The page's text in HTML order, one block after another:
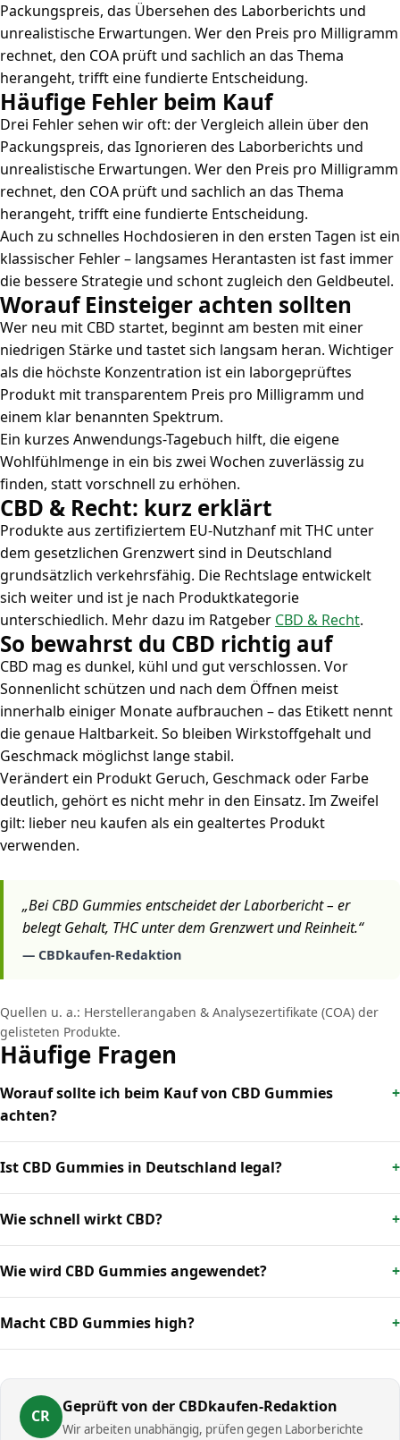
Packungspreis, das Übersehen des Laborberichts und
unrealistische Erwartungen. Wer den Preis pro Milligramm
rechnet, den COA prüft und sachlich an das Thema
herangeht, trifft eine fundierte Entscheidung.
Häufige Fehler beim Kauf
Drei Fehler sehen wir oft: der Vergleich allein über den
Packungspreis, das Ignorieren des Laborberichts und
unrealistische Erwartungen. Wer den Preis pro Milligramm
rechnet, den COA prüft und sachlich an das Thema
herangeht, trifft eine fundierte Entscheidung.
Auch zu schnelles Hochdosieren in den ersten Tagen ist ein
klassischer Fehler – langsames Herantasten ist fast immer
die bessere Strategie und schont zugleich den Geldbeutel.
Worauf Einsteiger achten sollten
Wer neu mit CBD startet, beginnt am besten mit einer
niedrigen Stärke und tastet sich langsam heran. Wichtiger
als die höchste Konzentration ist ein laborgeprüftes
Produkt mit transparentem Preis pro Milligramm und
einem klar benannten Spektrum.
Ein kurzes Anwendungs-Tagebuch hilft, die eigene
Wohlfühlmenge in ein bis zwei Wochen zuverlässig zu
finden, statt vorschnell zu erhöhen.
CBD & Recht: kurz erklärt
Produkte aus zertifiziertem EU-Nutzhanf mit THC unter
dem gesetzlichen Grenzwert sind in Deutschland
grundsätzlich verkehrsfähig. Die Rechtslage entwickelt
sich weiter und ist je nach Produktkategorie
unterschiedlich. Mehr dazu im Ratgeber CBD & Recht.
So bewahrst du CBD richtig auf
CBD mag es dunkel, kühl und gut verschlossen. Vor
Sonnenlicht schützen und nach dem Öffnen meist
innerhalb einiger Monate aufbrauchen – das Etikett nennt
die genaue Haltbarkeit. So bleiben Wirkstoffgehalt und
Geschmack möglichst lange stabil.
Verändert ein Produkt Geruch, Geschmack oder Farbe
deutlich, gehört es nicht mehr in den Einsatz. Im Zweifel
gilt: lieber neu kaufen als ein gealtertes Produkt
verwenden.
„Bei CBD Gummies entscheidet der Laborbericht – er
belegt Gehalt, THC unter dem Grenzwert und Reinheit.“
— CBDkaufen-Redaktion
Quellen u. a.: Herstellerangaben & Analysezertifikate (COA) der
gelisteten Produkte.
Häufige Fragen
Worauf sollte ich beim Kauf von CBD Gummies
achten?
Ist CBD Gummies in Deutschland legal?
Wie schnell wirkt CBD?
Wie wird CBD Gummies angewendet?
Macht CBD Gummies high?
CR
Geprüft von der CBDkaufen-Redaktion
Wir arbeiten unabhängig, prüfen gegen Laborberichte